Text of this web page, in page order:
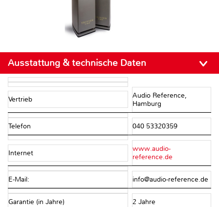
Ausstattung & technische Daten
Vertrieb
Audio Reference,
Hamburg
Telefon 040 53320359
Internet
www.audio-
reference.de
E-Mail: info@audio-reference.de
Garantie (in Jahre) 2 Jahre